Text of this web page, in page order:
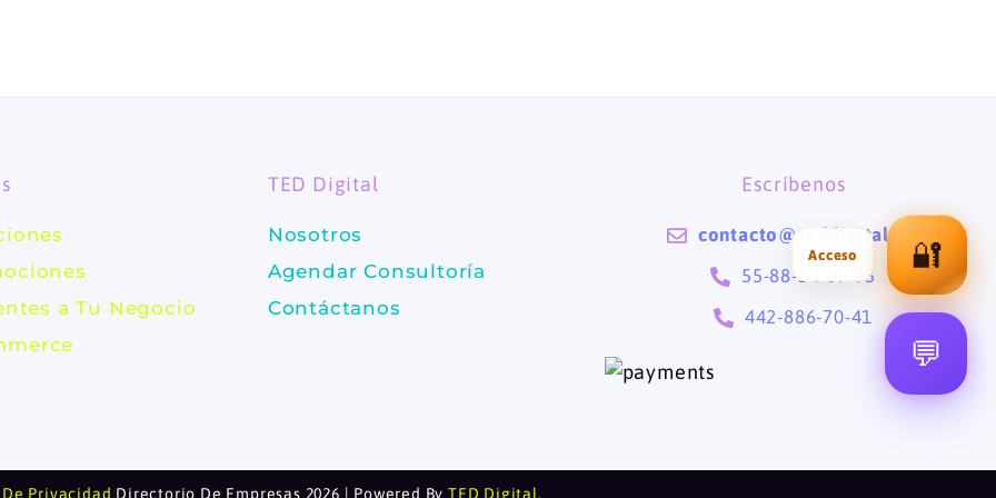
🔐
a Tu Negocio
TED Digital
Nosotros
Agendar Consultoría
Contáctanos
Escríbenos
contacto@teddigital.mx
55-88-54-67-95
442-886-70-41
Privacidad Directorio De Empresas 2026 | Powered By TED Digital.
💬